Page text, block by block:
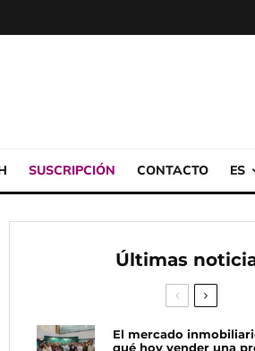
SUSCRIPCIÓN CONTACTO ES
Últimas
El mercado
qué hoy vender una